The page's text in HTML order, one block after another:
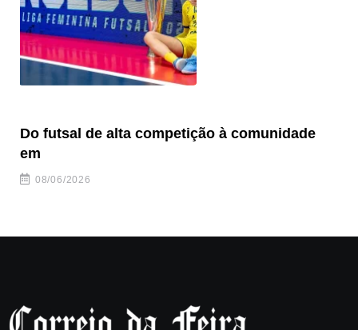
Do futsal de alta competição à comunidade
em
08/06/2026